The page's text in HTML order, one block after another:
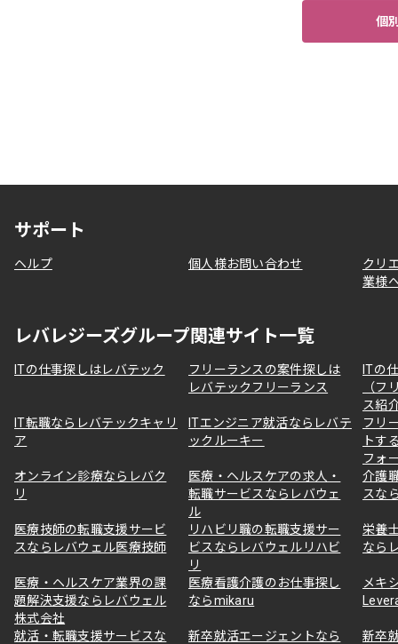
個
サポート
ヘルプ 個人様お問い合わせ
クリ
業様
レバレジーズグループ関連サイト一覧
ITの仕事探しはレバテック
フリーランスの案件探しは
レバテックフリーランス
ITの
（フ
ス紹
IT転職ならレバテックキャリ
ア
ITエンジニア就活ならレバテ
ックルーキー
フリ
トす
フォ
オンライン診療ならレバク
リ
医療・ヘルスケアの求人・
転職サービスならレバウェ
ル
介護
スな
医療技師の転職支援サービ
スならレバウェル医療技師
リハビリ職の転職支援サー
ビスならレバウェルリハビ
リ
栄養
なら
医療・ヘルスケア業界の課
題解決支援ならレバウェル
株式会社
医療看護介護のお仕事探し
ならmikaru
メキ
就活・転職支援サービスな
新卒就活エージェントなら
新卒